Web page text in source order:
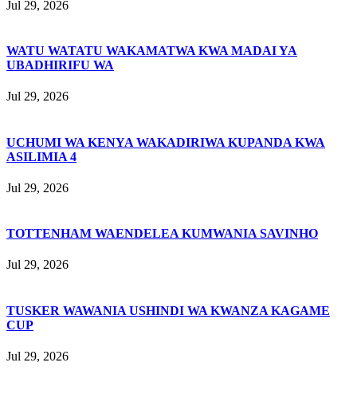
Jul 29, 2026
WATU WATATU WAKAMATWA KWA MADAI YA
UBADHIRIFU WA
Jul 29, 2026
UCHUMI WA KENYA WAKADIRIWA KUPANDA KWA
ASILIMIA 4
Jul 29, 2026
TOTTENHAM WAENDELEA KUMWANIA SAVINHO
Jul 29, 2026
TUSKER WAWANIA USHINDI WA KWANZA KAGAME
CUP
Jul 29, 2026